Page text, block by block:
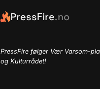
PressFire.no
PressFire følger Vær Varsom-
og Kulturrådet!